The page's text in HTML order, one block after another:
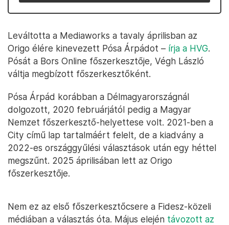
Leváltotta a Mediaworks a tavaly áprilisban az
Origo élére kinevezett Pósa Árpádot – írja a HVG.
Pósát a Bors Online főszerkesztője, Végh László
váltja megbízott főszerkesztőként.
Pósa Árpád korábban a Délmagyarországnál
dolgozott, 2020 februárjától pedig a Magyar
Nemzet főszerkesztő-helyettese volt. 2021-ben a
City című lap tartalmáért felelt, de a kiadvány a
2022-es országgyűlési választások után egy héttel
megszűnt. 2025 áprilisában lett az Origo
főszerkesztője.
Nem ez az első főszerkesztőcsere a Fidesz-közeli
médiában a választás óta. Május elején távozott az